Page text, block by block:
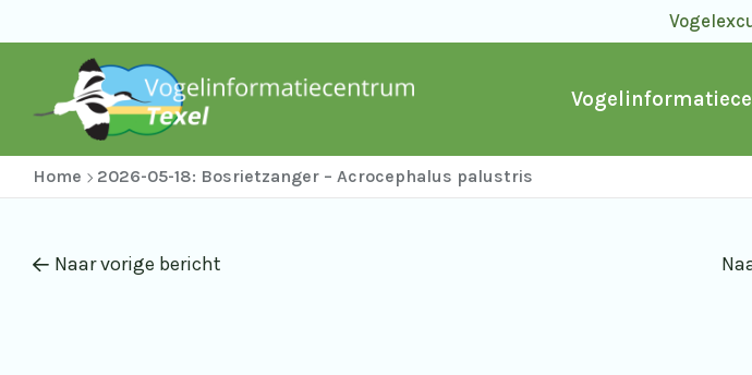
Home 2026-05-18: Bosrietzanger – Acrocephalus palustris
Naar vorige bericht